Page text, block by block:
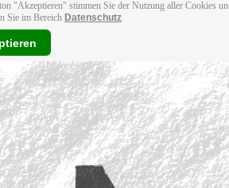
"Akzeptieren" stimmen Sie der Nutzung aller Cookies
Sie im Bereich Datenschutz